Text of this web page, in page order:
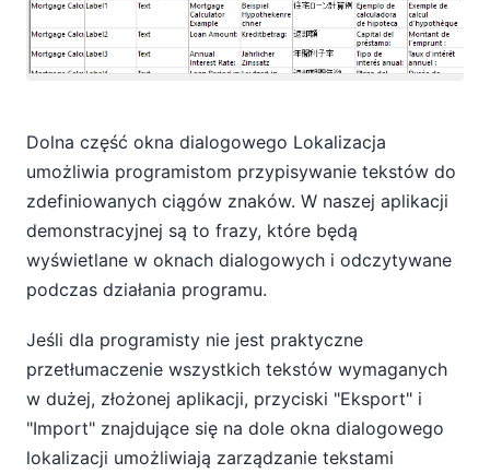
Dolna część okna dialogowego Lokalizacja
umożliwia programistom przypisywanie tekstów do
zdefiniowanych ciągów znaków. W naszej aplikacji
demonstracyjnej są to frazy, które będą
wyświetlane w oknach dialogowych i odczytywane
podczas działania programu.
Jeśli dla programisty nie jest praktyczne
przetłumaczenie wszystkich tekstów wymaganych
w dużej, złożonej aplikacji, przyciski "Eksport" i
"Import" znajdujące się na dole okna dialogowego
lokalizacji umożliwiają zarządzanie tekstami